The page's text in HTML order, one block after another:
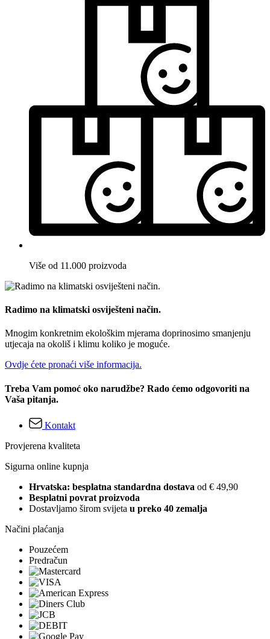
Više od 11.000 proizvoda
Radimo na klimatski osviješteni način.
Mnogim konkretnim ekološkim mjerama doprinosimo smanjenju
utjecaja na okoliš i klimu koliko je moguće.
Ovdje ćete pronaći više informacija.
Treba Vam pomoć oko narudžbe? Rado ćemo odgovoriti na
Vaša pitanja.
Kontakt
Provjerena kvaliteta
Sigurna online kupnja
Hrvatska: besplatna standardna dostava od € 49,90
Besplatni povrat proizvoda
Dostavljamo širom svijeta u preko 40 zemalja
Načini plaćanja
Pouzećem
Predračun